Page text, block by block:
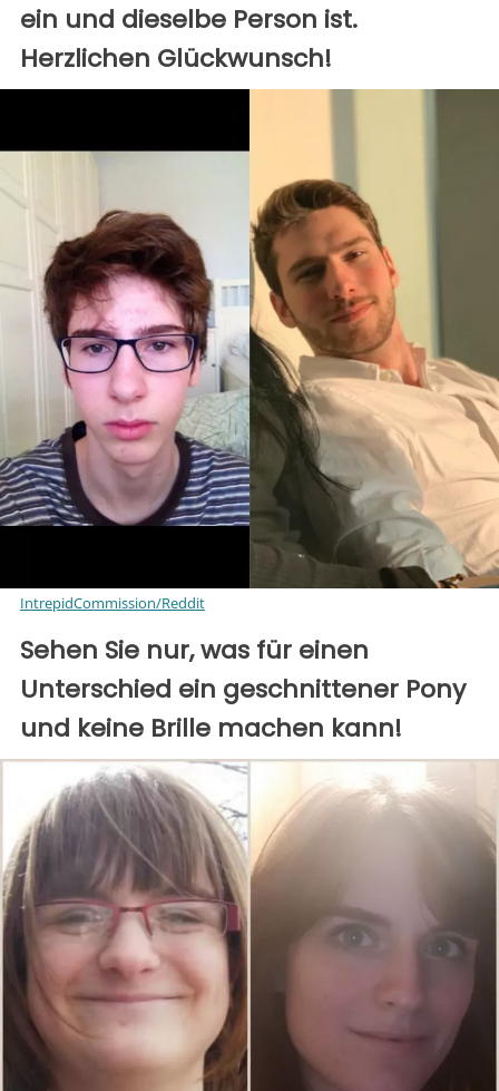
ein und dieselbe Person ist.
Herzlichen Glückwunsch!
IntrepidCommission/Reddit
Sehen Sie nur, was für einen
Unterschied ein geschnittener Pony
und keine Brille machen kann!